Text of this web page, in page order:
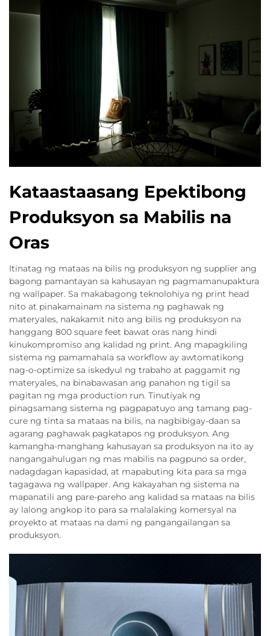
Kataastaasang Epektibong
Produksyon sa Mabilis na
Oras
Itinatag ng mataas na bilis ng produksyon ng supplier ang
bagong pamantayan sa kahusayan ng pagmamanupaktura
ng wallpaper. Sa makabagong teknolohiya ng print head
nito at pinakamainam na sistema ng paghawak ng
materyales, nakakamit nito ang bilis ng produksyon na
hanggang 800 square feet bawat oras nang hindi
kinukompromiso ang kalidad ng print. Ang mapagkiling
sistema ng pamamahala sa workflow ay awtomatikong
nag-o-optimize sa iskedyul ng trabaho at paggamit ng
materyales, na binabawasan ang panahon ng tigil sa
pagitan ng mga production run. Tinutiyak ng
pinagsamang sistema ng pagpapatuyo ang tamang pag-
cure ng tinta sa mataas na bilis, na nagbibigay-daan sa
agarang paghawak pagkatapos ng produksyon. Ang
kamangha-manghang kahusayan sa produksyon na ito ay
nangangahulugan ng mas mabilis na pagpuno sa order,
nadagdagan kapasidad, at mapabuting kita para sa mga
tagagawa ng wallpaper. Ang kakayahan ng sistema na
mapanatili ang pare-pareho ang kalidad sa mataas na bilis
ay lalong angkop ito para sa malalaking komersyal na
proyekto at mataas na dami ng pangangailangan sa
produksyon.